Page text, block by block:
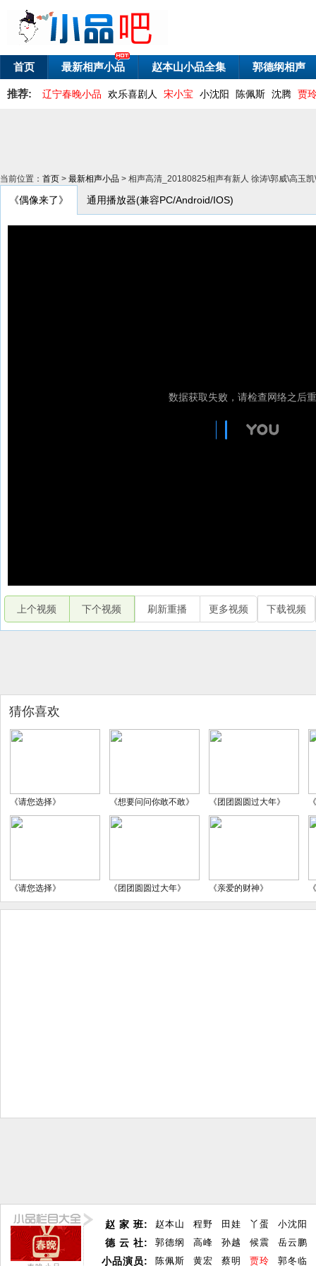
首页 最新相声小品 赵本山小品全集 郭德纲相声
推荐: 辽宁春晚小品 欢乐喜剧人 宋小宝 小沈阳 陈佩斯 沈腾 贾
当前位置： 首页 > 最新相声小品 > 相声高清_20180825相声有新人 徐涛\郭威\高玉
《偶像来了》 通用播放器(兼容PC/Android/IOS)
上个视频 下个视频 刷新重播 更多视频 下载视频
猜你喜欢
《请您选择》 《想要问问你敢不敢》 《团团圆圆过大年》
《请您选择》 《团团圆圆过大年》 《亲爱的财神》
赵 家 班:
德 云 社:
小品演员:
赵本山 程野 田娃 丫蛋
小沈阳
郭德纲
高峰 孙越 候震
岳云鹏
陈佩斯
黄宏 蔡明 贾玲 郭冬临